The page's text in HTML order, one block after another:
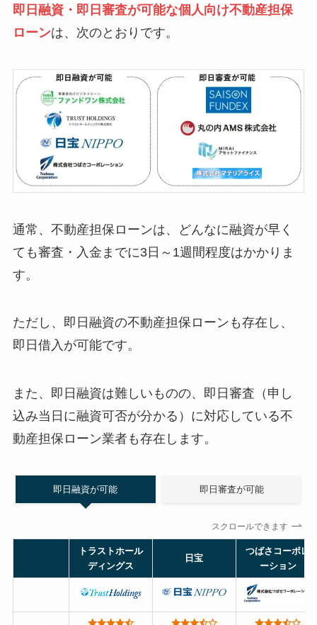
即日融資・即日審査が可能な個人向け不動産担保
ローンは、次のとおりです。
通常、不動産担保ローンは、どんなに融資が早く
ても審査・入金までに3日～1週間程度はかかりま
す。
ただし、即日融資の不動産担保ローンも存在し、
即日借入が可能です。
また、即日融資は難しいものの、即日審査（申し
込み当日に融資可否が分かる）に対応している不
動産担保ローン業者も存在します。
即日融資が可能 即日審査が可能
スクロールできます
トラストホール
ディングス
日宝
つばさコーポレ
ーション